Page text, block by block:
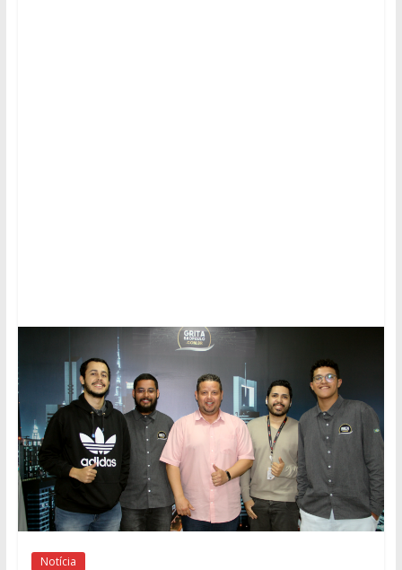
Notícia